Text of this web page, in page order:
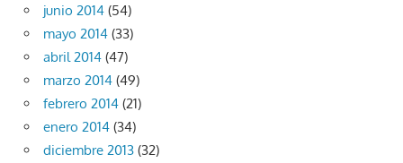
junio 2014 (54)
mayo 2014 (33)
abril 2014 (47)
marzo 2014 (49)
febrero 2014 (21)
enero 2014 (34)
diciembre 2013 (32)